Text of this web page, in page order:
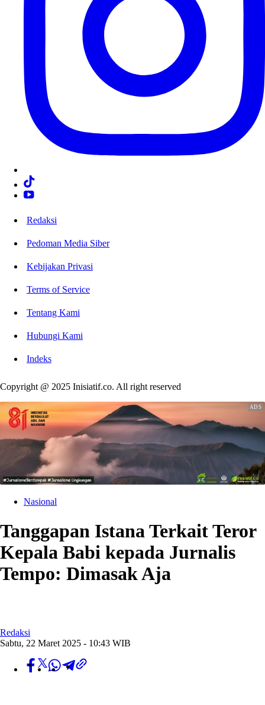
Redaksi
Pedoman Media Siber
Kebijakan Privasi
Terms of Service
Tentang Kami
Hubungi Kami
Indeks
Copyright @ 2025 Inisiatif.co. All right reserved
Nasional
Tanggapan Istana Terkait Teror
Kepala Babi kepada Jurnalis
Tempo: Dimasak Aja
Redaksi
Sabtu, 22 Maret 2025 - 10:43 WIB